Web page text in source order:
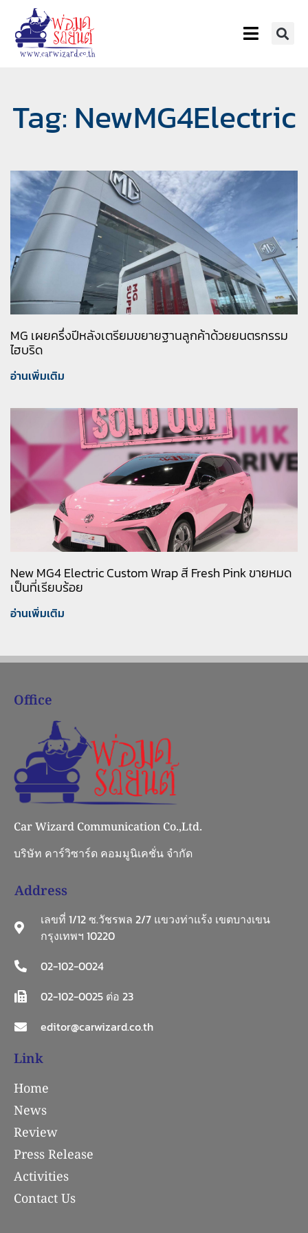
Tag: NewMG4Electric
MG เผยครึ่งปีหลังเตรียมขยายฐานลูกค้าด้วยยนตรกรรม
ไฮบริด
อ่านเพิ่มเติม
New MG4 Electric Custom Wrap สี Fresh Pink ขายหมด
เป็นที่เรียบร้อย
อ่านเพิ่มเติม
Office
Car Wizard Communication Co.,Ltd.
บริษัท คาร์วิซาร์ด คอมมูนิเคชั่น จำกัด
Address
เลขที่ 1/12 ซ.วัชรพล 2/7 แขวงท่าแร้ง เขตบางเขน
กรุงเทพฯ 10220
02-102-0024
02-102-0025 ต่อ 23
editor@carwizard.co.th
Link
Home
News
Review
Press Release
Activities
Contact Us